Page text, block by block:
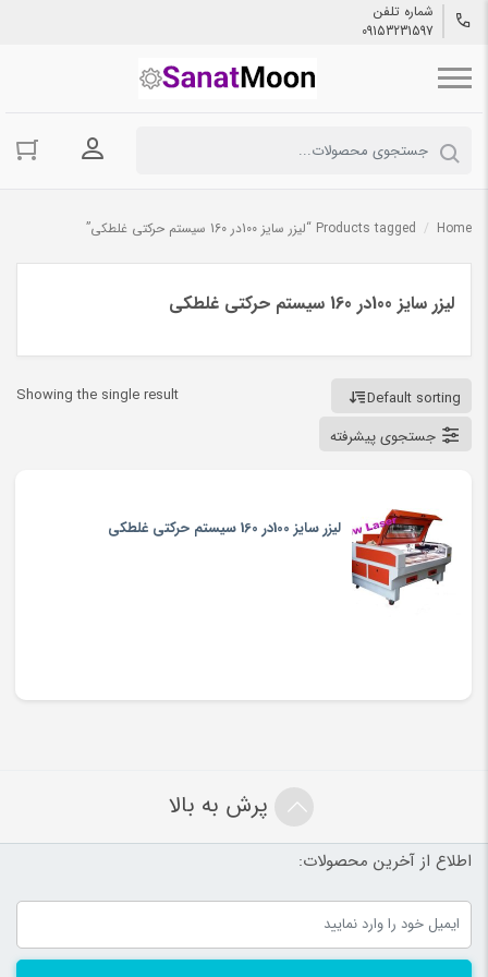
شماره تلفن
09153231597
ورود به
Home
/ Products tagged “لیزر سایز 100در 160 سیستم حرکتی غلطکی”
لیزر سایز 100در 160 سیستم حرکتی غلطکی
Showing the single result
Default sorting
جستجوی پیشرفته
لیزر سایز 100در 160 سیستم حرکتی غلطکی
پرش به بالا
اطلاع از آخرین محصولات: